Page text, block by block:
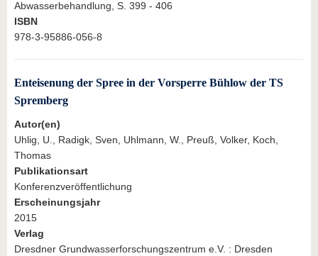
Abwasserbehandlung, S. 399 - 406
ISBN
978-3-95886-056-8
Enteisenung der Spree in der Vorsperre Bühlow der TS
Spremberg
Autor(en)
Uhlig, U., Radigk, Sven, Uhlmann, W., Preuß, Volker, Koch,
Thomas
Publikationsart
Konferenzveröffentlichung
Erscheinungsjahr
2015
Verlag
Dresdner Grundwasserforschungszentrum e.V. : Dresden